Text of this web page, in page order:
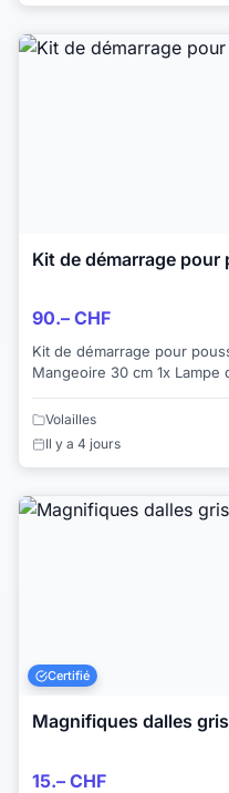
Kit de démarrage pour
90.– CHF
Kit de démarrage pour poussins: 1x Pipette /
Mangeoire 30 cm 1x Lampe de chauffe 1x Ampoule 100 Watts
4x Panneaux pour par...
Volailles
Il y a 4 jours
Certifié
Magnifiques dalles
15.– CHF